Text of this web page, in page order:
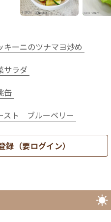
キーニのツナマヨ炒め
サラダ
缶
スト ブルーベリー
録（要ログイン）